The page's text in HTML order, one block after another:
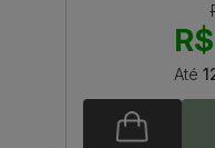
Até